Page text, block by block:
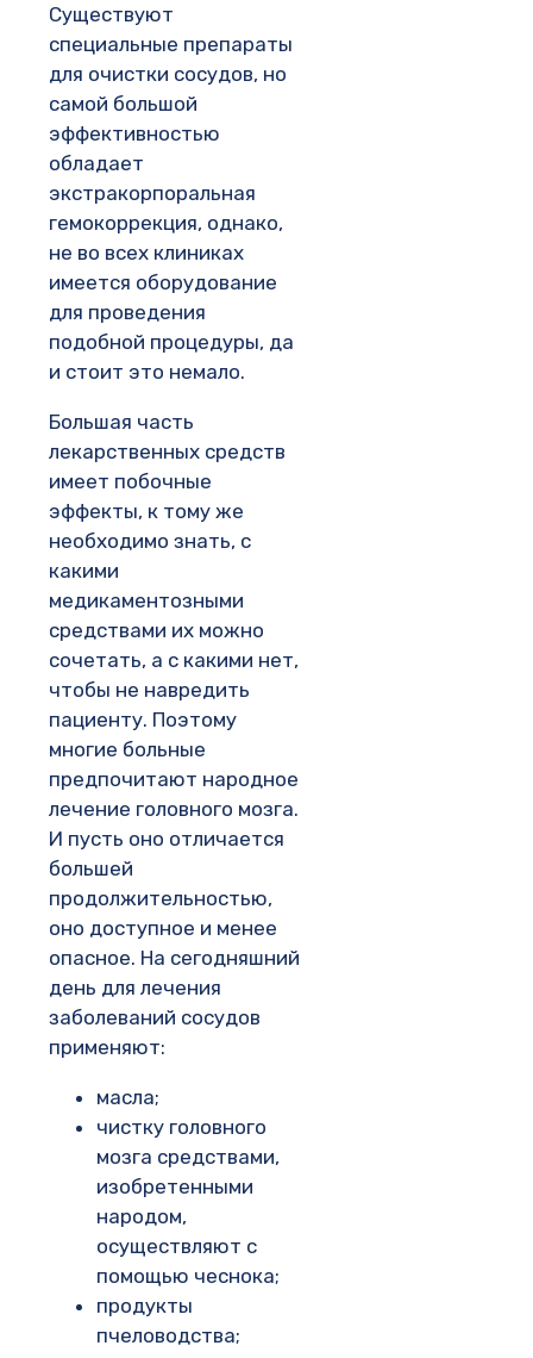
Существуют
специальные препараты
для очистки сосудов, но
самой большой
эффективностью
обладает
экстракорпоральная
гемокоррекция, однако,
не во всех клиниках
имеется оборудование
для проведения
подобной процедуры, да
и стоит это немало.
Большая часть
лекарственных средств
имеет побочные
эффекты, к тому же
необходимо знать, с
какими
медикаментозными
средствами их можно
сочетать, а с какими нет,
чтобы не навредить
пациенту. Поэтому
многие больные
предпочитают народное
лечение головного мозга.
И пусть оно отличается
большей
продолжительностью,
оно доступное и менее
опасное. На сегодняшний
день для лечения
заболеваний сосудов
применяют:
масла;
чистку головного
мозга средствами,
изобретенными
народом,
осуществляют с
помощью чеснока;
продукты
пчеловодства;